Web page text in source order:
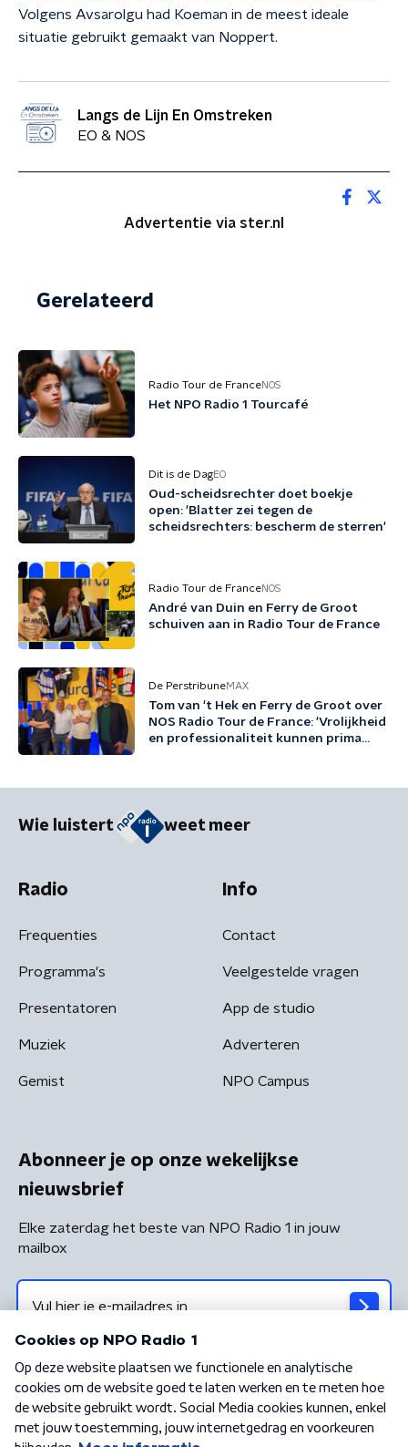
Volgens Avsarolgu had Koeman in de meest ideale
situatie gebruikt gemaakt van Noppert.
Langs de Lijn En Omstreken
EO & NOS
Advertentie via ster.nl
Gerelateerd
Radio Tour de FranceNOS
Het NPO Radio 1 Tourcafé
Dit is de DagEO
Oud-scheidsrechter doet boekje
open: 'Blatter zei tegen de
scheidsrechters: bescherm de sterren'
Radio Tour de FranceNOS
André van Duin en Ferry de Groot
schuiven aan in Radio Tour de France
De PerstribuneMAX
Tom van 't Hek en Ferry de Groot over
NOS Radio Tour de France: 'Vrolijkheid
en professionaliteit kunnen prima
Wie luistert weet meer
Radio
Frequenties
Programma's
Presentatoren
Muziek
Gemist
Info
Contact
Veelgestelde vragen
App de studio
Adverteren
NPO Campus
Abonneer je op onze wekelijkse
nieuwsbrief
Elke zaterdag het beste van NPO Radio 1 in jouw
mailbox
Algemene voorwaarden